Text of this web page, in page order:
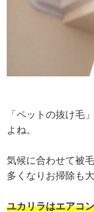
「ペットの抜け毛
よね。
気候に合わせて被
多くなりお掃除も大
ユカリラはエアコ